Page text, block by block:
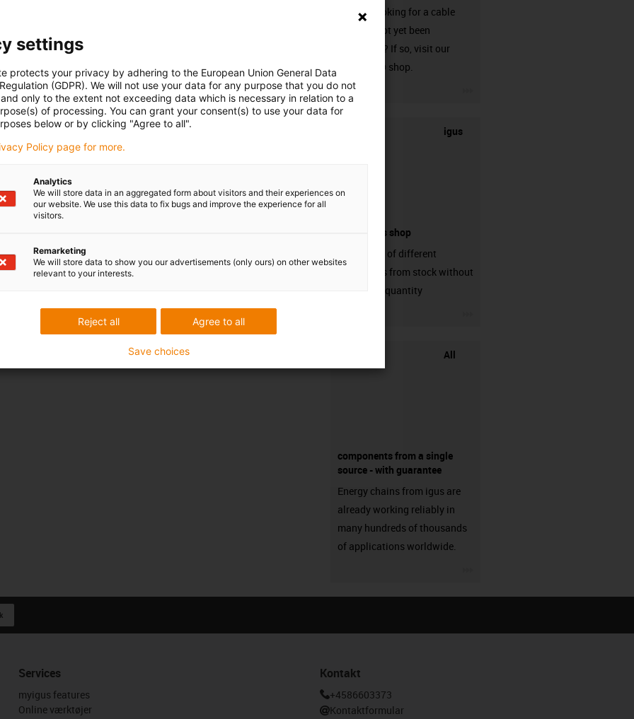
Are you looking for a cable
that has not yet been
harnessed? If so, visit our
chainflex® shop.
igus
connectors shop
big variaty of different
connectors from stock without
min. order quantity
All
components from a single
source - with guarantee
Energy chains from igus are
already working reliably in
many hundreds of thousands
of applications worldwide.
Services
myigus features
Online værktøjer
Kontakt
+4586603373
Kontaktformular
settings
protects your privacy by adhering to the European Union General Data
(GDPR). We will not use your data for any purpose that you do not
only to the extent not exceeding data which is necessary in relation to a
of processing. You can grant your consent(s) to use your data for
below or by clicking "Agree to all".
Policy page for more.
Analytics
We will store data in an aggregated form about visitors and their experiences on
our website. We use this data to fix bugs and improve the experience for all
visitors.
Remarketing
We will store data to show you our advertisements (only ours) on other websites
relevant to your interests.
Agree to all
Reject all
Save choices